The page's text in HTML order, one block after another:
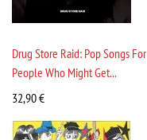
Drug Store Raid: Pop Songs For
People Who Might Get...
32,90€